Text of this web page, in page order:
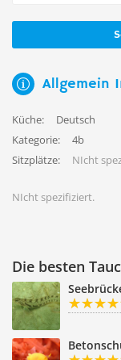
Allgemein
Küche:
Deutsch
Kategorie:
4b
Sitzplätze:
NIcht
NIcht spezifiziert.
Die besten